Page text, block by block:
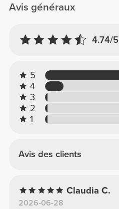
Avis généraux
4.74/5
5
4
3
2
1
Avis des clients
Claudia C.
2026-06-28